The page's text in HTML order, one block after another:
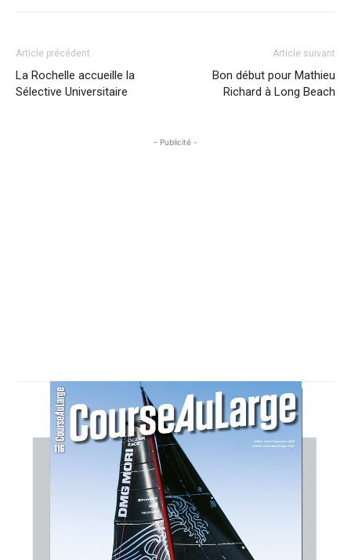
Article précédent
La Rochelle accueille la
Sélective Universitaire
Article suivant
Bon début pour Mathieu
Richard à Long Beach
- Publicité -